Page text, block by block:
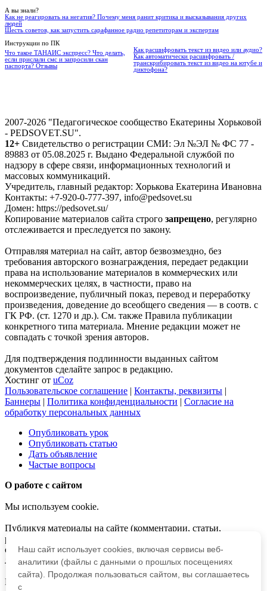
А вы знали?
Как не реагировать на негатив? Почему меня ранит критика и высказывания других
людей
Шесть советов, как запустить сарафанное радио репетиторам и экспертам
Инструкции по ПК
Что такое ТАНАИС экспресс? Что делать,
если прислали смс и запросили скан
паспорта? Отзывы
Как расшифровать текст из видео или аудио?
Как автоматически расшифровать /
транскрибировать текст из видео на ютубе и
диктофона?
2007-2026 "Педагогическое сообщество Екатерины Хорьковой
- PEDSOVET.SU".
12+ Свидетельство о регистрации СМИ: Эл №ЭЛ № ФС 77 -
89883 от 05.08.2025 г. Выдано Федеральной службой по
надзору в сфере связи, информационных технологий и
массовых коммуникаций.
Учредитель, главный редактор: Хорькова Екатерина Ивановна
Контакты: +7-920-0-777-397, info@pedsovet.su
Домен: https://pedsovet.su/
Копирование материалов сайта строго запрещено, регулярно
отслеживается и преследуется по закону.
Отправляя материал на сайт, автор безвозмездно, без
требования авторского вознаграждения, передает редакции
права на использование материалов в коммерческих или
некоммерческих целях, в частности, право на
воспроизведение, публичный показ, перевод и переработку
произведения, доведение до всеобщего сведения — в соотв. с
ГК РФ. (ст. 1270 и др.). См. также Правила публикации
конкретного типа материала. Мнение редакции может не
совпадать с точкой зрения авторов.
Для подтверждения подлинности выданных сайтом
документов сделайте запрос в редакцию.
Хостинг от uCoz
Пользовательское соглашение | Контакты, реквизиты |
Баннеры | Политика конфиденциальности | Согласие на
обработку персональных данных
Опубликовать урок
Опубликовать статью
Дать объявление
Частые вопросы
О работе с сайтом
Мы используем cookie.
Публикуя материалы на сайте (комментарии, статьи,
разработки и др.), пользователи берут на себя всю
ответственность за содержание материалов и разрешение
любых спорных вопросов с третьми лицами.
При этом редакция сайта готова оказывать всяческую
Наш сайт использует cookies, включая сервисы веб-
аналитики (файлы с данными о прошлых посещениях
сайта). Продолжая пользоваться сайтом, вы соглашаетесь
с